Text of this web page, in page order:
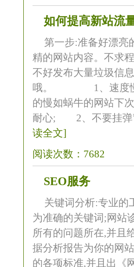
如何提高新站流
第一步:准备好漂亮
精的网站内容。不求
不好发布大量垃圾信
哦。 1、速度慢,会
的慢如蜗牛的网站下
耐心; 2、不要挂弹
读全文]
阅读次数：7682
SEO服务
关键词分析:专业的
为准确的关键词;网站
所有的问题所在,并且
据分析报告为你的网
的各项标准,并且出《